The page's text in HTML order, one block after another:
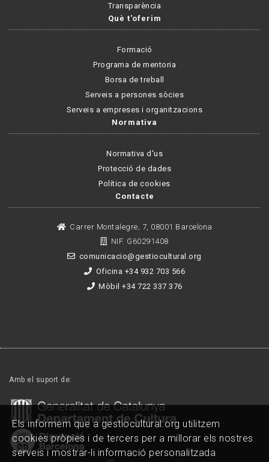
Transparència
Què t'oferim
Formació
Programa de mentoria
Borsa de treball
Serveis a persones sòcies
Serveis a empreses i organitzacions
Normativa
Normativa d'us
Protecció de dades
Política de cookies
Contacte
Carrer Montalegre, 7, 08001 Barcelona
NIF. G60291408
comunicacio@gestiocultural.org
Oficina +34 932 703 566
Mòbil +34 722 337 376
Amb el suport de:
Els informem que a gestiocultural.org utilitzem
cookies pròpies i de tercers per a millorar els nostres
serveis i mostrar-li informació personalitzada